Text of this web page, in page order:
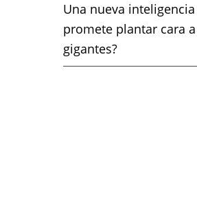
Una nueva
promete plantar cara
gigantes?